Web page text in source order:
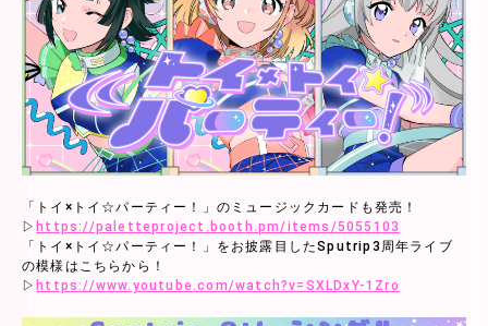
「トイ×トイ☆パーティー！」のミュージックカードも発売！
▷ https://paletteproject.booth.pm/items/5055103
「トイ×トイ☆パーティー！」をお披露目したSputrip3周年ライブ
の模様はこちらから！
▷ https://www.youtube.com/watch?v=SXLDxY-1Zro